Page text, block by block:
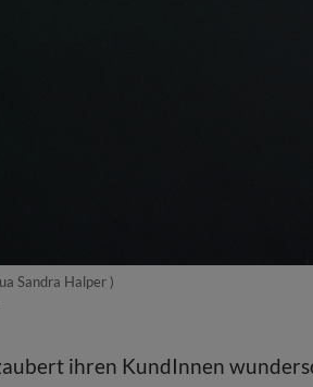
Sandra Halper )
ihren KundInnen